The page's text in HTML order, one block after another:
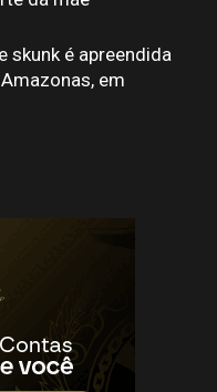
skunk é apreendida
em